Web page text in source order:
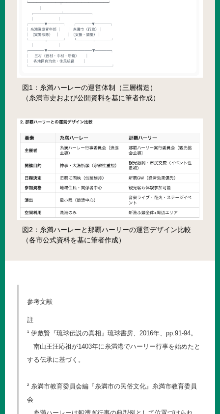
図1：糸満ハーレーの運営体制（三層構造）
（糸満市史および公開資料を基に筆者作成）
図2：糸満ハーレーと那覇ハーリーの運営デザイン比較
（各市公式資料を基に筆者作成）
参考文献
註
¹ 伊敷賢『琉球伝説の真相』琉球書房、2016年、pp.91-94。
南山王汪応祖が1403年に糸満港でハーリー行事を始めたと
する伝承に基づく。
² 糸満市教育委員会編『糸満市の民俗文化』糸満市教育委員
会